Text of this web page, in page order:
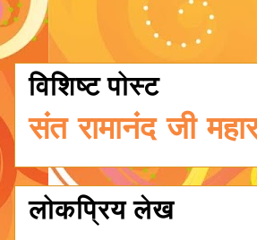
विशिष्ट पोस्ट
संत रामानंद जी
लोकप्रिय लेख